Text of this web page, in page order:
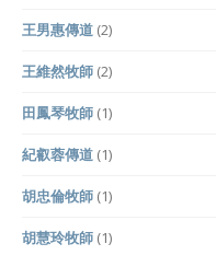
王男惠傳道 (2)
王維然牧師 (2)
田鳳琴牧師 (1)
紀叡蓉傳道 (1)
胡忠倫牧師 (1)
胡慧玲牧師 (1)